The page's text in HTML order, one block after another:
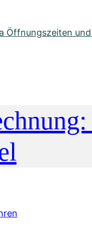
Öffnungszeiten